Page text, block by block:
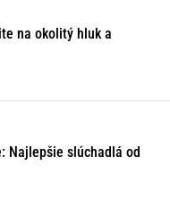
na okolitý hluk a
Najlepšie slúchadlá od